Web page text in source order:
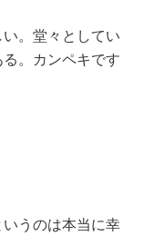
。堂々としてい
。カンペキです
うのは本当に幸